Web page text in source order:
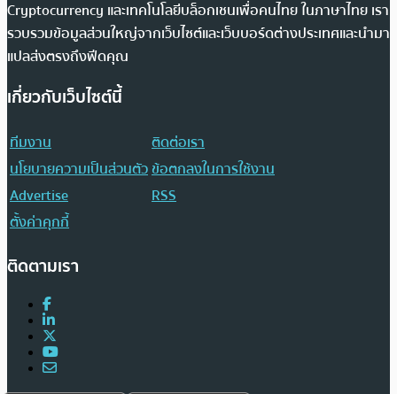
Cryptocurrency และเทคโนโลยีบล็อกเชนเพื่อคนไทย ในภาษาไทย เรา
รวบรวมข้อมูลส่วนใหญ่จากเว็บไซต์และเว็บบอร์ดต่างประเทศและนำมา
แปลส่งตรงถึงฟีดคุณ
เกี่ยวกับเว็บไซต์นี้
ทีมงาน
ติดต่อเรา
นโยบายความเป็นส่วนตัวข้อตกลงในการใช้งาน
Advertise
RSS
ตั้งค่าคุกกี้
ติดตามเรา